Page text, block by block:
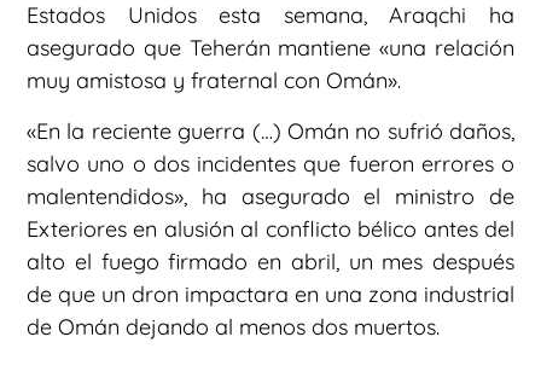
Estados Unidos esta semana, Araqchi ha
asegurado que Teherán mantiene «una relación
muy amistosa y fraternal con Omán».
«En la reciente guerra (…) Omán no sufrió daños,
salvo uno o dos incidentes que fueron errores o
malentendidos», ha asegurado el ministro de
Exteriores en alusión al conflicto bélico antes del
alto el fuego firmado en abril, un mes después
de que un dron impactara en una zona industrial
de Omán dejando al menos dos muertos.